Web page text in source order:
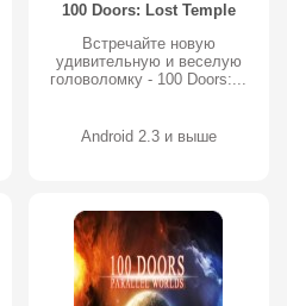
100 Doors: Lost Temple
Встречайте новую
удивительную и веселую
головоломку - 100 Doors:...
Android 2.3 и выше